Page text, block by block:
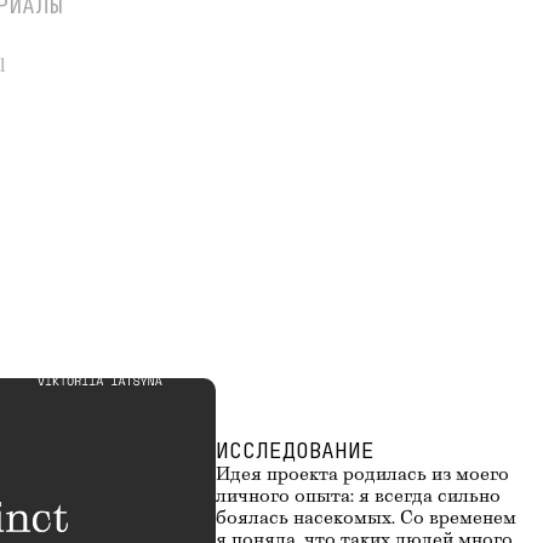
задуматься и понять других
ИССЛЕДОВАНИЕ
Идея проекта родилась из моего
личного опыта: я всегда сильно
боялась насекомых. Со временем